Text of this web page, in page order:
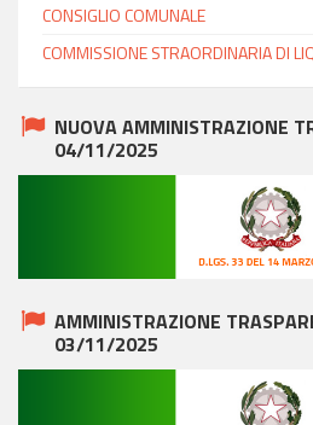
CONSIGLIO COMUNALE
COMMISSIONE STRAORDINARIA DI
NUOVA AMMINISTRAZIONE
04/11/2025
AMMINISTRAZIONE
03/11/2025